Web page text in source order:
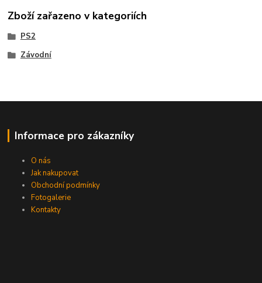
Zboží zařazeno v kategoriích
PS2
Závodní
Informace pro zákazníky
O nás
Jak nakupovat
Obchodní podmínky
Fotogalerie
Kontakty